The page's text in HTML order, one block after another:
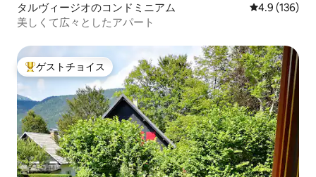
タルヴィージオのコンドミニアム レビュー136
4.9 (136)
美しくて広々としたアパート
大好評のゲストチョイスです。
ゲストチョイス